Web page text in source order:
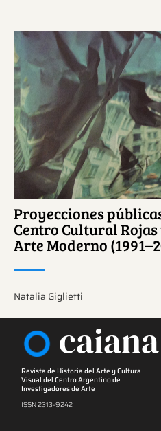
Ver más
Proyecciones
Centro Cultural Rojas
Arte Moderno
Natalia Giglietti
caiana
Revista de Historia del Arte y Cultura
Visual del Centro Argentino de
Investigadores de Arte
ISSN 2313-9242